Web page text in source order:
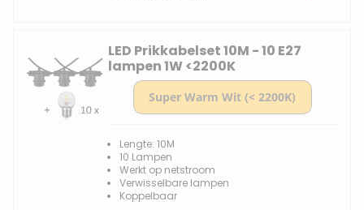
LED Prikkabelset 10M - 10 E27
lampen 1W <2200K
Lengte: 10M
10 Lampen
Werkt op netstroom
Verwisselbare lampen
Koppelbaar